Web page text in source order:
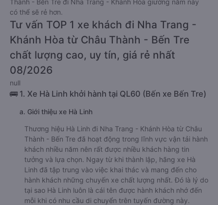
Thành - Bến Tre đi Nha Trang - Khánh Hòa giường nằm này
có thể sẽ rẻ hơn.
Tư vấn TOP 1 xe khách đi Nha Trang -
Khánh Hòa từ Châu Thành - Bến Tre
chất lượng cao, uy tín, giá rẻ nhất
08/2026
null
🚌 1. Xe Hà Linh khởi hành tại QL60 (Bến xe Bến Tre)
a. Giới thiệu xe Hà Linh
Thương hiệu Hà Linh đi Nha Trang - Khánh Hòa từ Châu
Thành - Bến Tre đã hoạt động trong lĩnh vực vận tải hành
khách nhiều năm nên rất được nhiều khách hàng tin
tưởng và lựa chọn. Ngay từ khi thành lập, hãng xe Hà
Linh đã tập trung vào việc khai thác và mang đến cho
hành khách những chuyến xe chất lượng nhất. Đó là lý do
tại sao Hà Linh luôn là cái tên được hành khách nhớ đến
mỗi khi có nhu cầu di chuyển trên tuyến đường này.